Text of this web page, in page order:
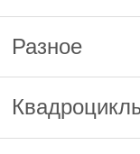
Разное